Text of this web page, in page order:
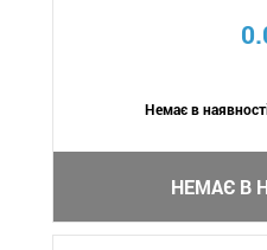
Немає в
НЕМАЄ В